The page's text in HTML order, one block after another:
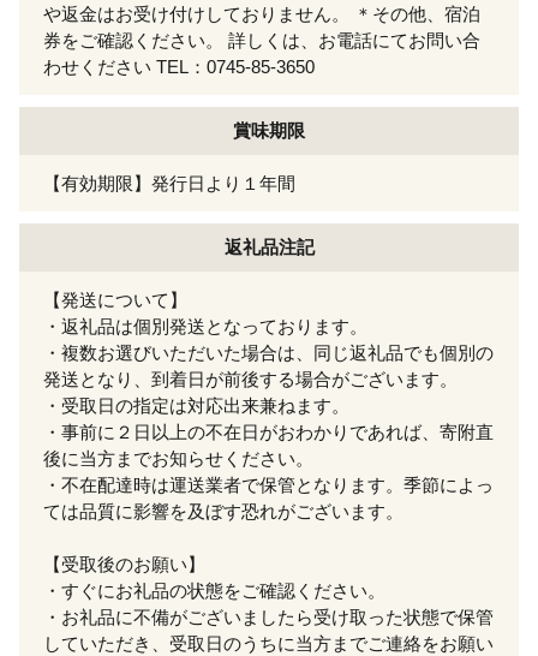
や返金はお受け付けしておりません。 ＊その他、宿泊
券をご確認ください。 詳しくは、お電話にてお問い合
わせください TEL：0745-85-3650
賞味期限
【有効期限】発行日より１年間
返礼品注記
【発送について】
・返礼品は個別発送となっております。
・複数お選びいただいた場合は、同じ返礼品でも個別の
発送となり、到着日が前後する場合がございます。
・受取日の指定は対応出来兼ねます。
・事前に２日以上の不在日がおわかりであれば、寄附直
後に当方までお知らせください。
・不在配達時は運送業者で保管となります。季節によっ
ては品質に影響を及ぼす恐れがございます。
【受取後のお願い】
・すぐにお礼品の状態をご確認ください。
・お礼品に不備がございましたら受け取った状態で保管
していただき、受取日のうちに当方までご連絡をお願い